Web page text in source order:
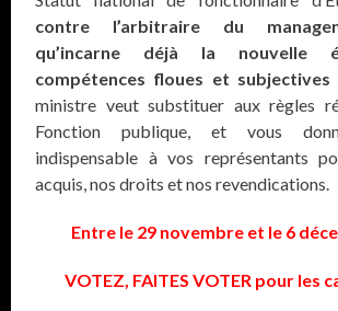
contre l’arbitraire du
qu’incarne déjà la nouvelle
compétences floues et subjectives
ministre veut substituer aux règles
Fonction publique, et vous
indispensable à vos représentants
acquis, nos droits et nos revendications.
Entre le 29 novembre et le 6
VOTEZ, FAITES VOTER pour les